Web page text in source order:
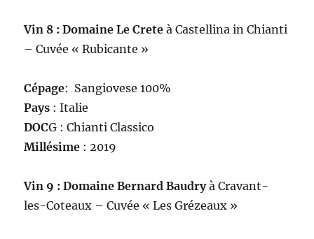
Vin 8 : Domaine Le Crete à Castellina in Chianti
– Cuvée « Rubicante »
Cépage: Sangiovese 100%
Pays : Italie
DOCG : Chianti Classico
Millésime : 2019
Vin 9 : Domaine Bernard Baudryà Cravant-
les-Coteaux – Cuvée « Les Grézeaux »